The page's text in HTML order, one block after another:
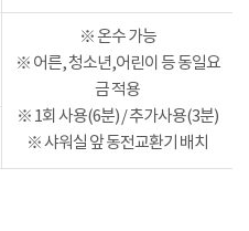
※ 온수 가능
※ 어른, 청소년,어린이 등 동일요
금 적용
※ 1회 사용(6분) / 추가사용(3분)
※ 샤워실 앞 동전교환기 배치